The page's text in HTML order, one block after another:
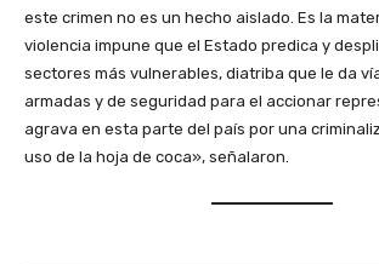
este crimen no es un hecho aislado. Es la
violencia impune que el Estado predica y
sectores más vulnerables, diatriba que le da
armadas y de seguridad para el accionar
agrava en esta parte del país por una
uso de la hoja de coca», señalaron.